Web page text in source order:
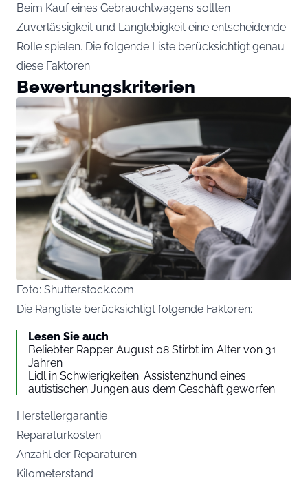
Beim Kauf eines Gebrauchtwagens sollten
Zuverlässigkeit und Langlebigkeit eine entscheidende
Rolle spielen. Die folgende Liste berücksichtigt genau
diese Faktoren.
Bewertungskriterien
Foto: Shutterstock.com
Die Rangliste berücksichtigt folgende Faktoren:
Lesen Sie auch
Beliebter Rapper August 08 Stirbt im Alter von 31
Jahren
Lidl in Schwierigkeiten: Assistenzhund eines
autistischen Jungen aus dem Geschäft geworfen
Herstellergarantie
Reparaturkosten
Anzahl der Reparaturen
Kilometerstand